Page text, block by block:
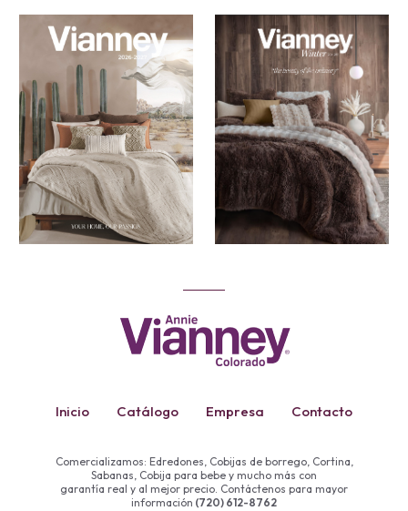
Inicio Catálogo Empresa Contacto
Comercializamos: Edredones, Cobijas de borrego, Cortina,
Sabanas, Cobija para bebe y mucho más con
garantía real y al mejor precio. Contáctenos para mayor
información (720) 612-8762